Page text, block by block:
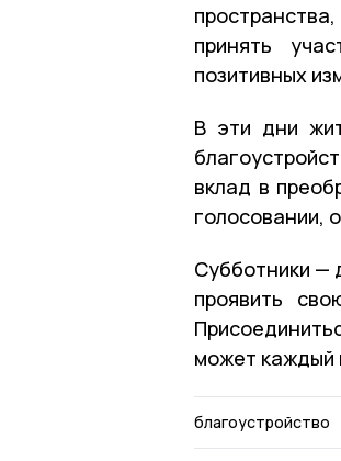
принять
позитивных
В эти дни
вклад в
голосовании,
Субботники —
проявить
может каждый
благоустройство